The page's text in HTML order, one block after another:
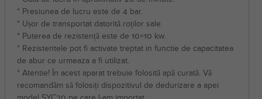
* Presiunea de lucru este de 4 bar.
* Ușor de transportat datorită roților sale.
* Puterea de rezistență este de 10×10 kw.
* Rezistentele pot fi activate treptat in functie de capacitatea
de abur ce urmeaza a fi utilizat.
* Atentie! În acest aparat trebuie folosită apă curată. Vă
recomandăm să folosiți dispozitivul de dedurizare a apei